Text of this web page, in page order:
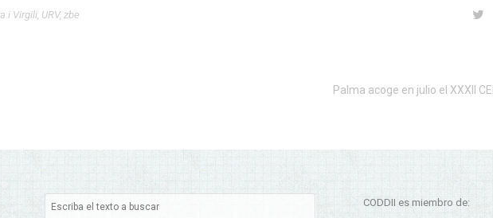
i Virgili URV, zbe
CODDII es miembro de: